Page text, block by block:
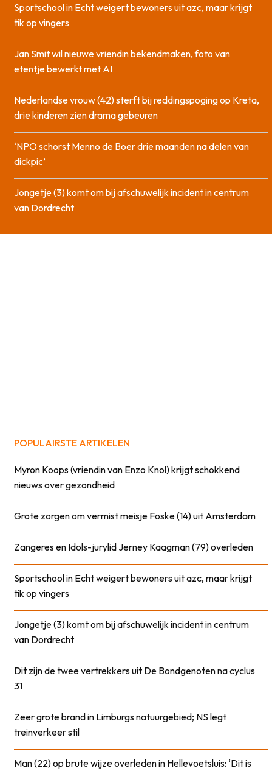
Sportschool in Echt weigert bewoners uit azc, maar krijgt
tik op vingers
Jan Smit wil nieuwe vriendin bekendmaken, foto van
etentje bewerkt met AI
Nederlandse vrouw (42) sterft bij reddingspoging op Kreta,
drie kinderen zien drama gebeuren
‘NPO schorst Menno de Boer drie maanden na delen van
dickpic’
Jongetje (3) komt om bij afschuwelijk incident in centrum
van Dordrecht
POPULAIRSTE ARTIKELEN
Myron Koops (vriendin van Enzo Knol) krijgt schokkend
nieuws over gezondheid
Grote zorgen om vermist meisje Foske (14) uit Amsterdam
Zangeres en Idols-jurylid Jerney Kaagman (79) overleden
Sportschool in Echt weigert bewoners uit azc, maar krijgt
tik op vingers
Jongetje (3) komt om bij afschuwelijk incident in centrum
van Dordrecht
Dit zijn de twee vertrekkers uit De Bondgenoten na cyclus
31
Zeer grote brand in Limburgs natuurgebied; NS legt
treinverkeer stil
Man (22) op brute wijze overleden in Hellevoetsluis: ‘Dit is